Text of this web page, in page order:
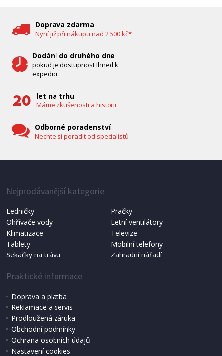
NÁHRADNÍ SÁČKY DO VYSAVAČE
Koma KRA-SB02S (Multi Bag, S-BAG SMS)
Doprava zdarma
Nyní již při nákupu nad 2 500 kč*
Dodání do druhého dne
pokud je dostupnost Ihned k
expedici
let na trhu
Máme zkušenosti a historii
Odborné poradenství
Nechte si poradit od specialistů
Nejprodávanější kategorie
Ledničky
Pračky
Ohřívače vody
Letní ventilátory
Klimatizace
Televize
Tablety
Mobilní telefony
Sekačky na trávu
Zahradní nářadí
Praktické informace
Doprava a platba
Reklamace a servis
Prodloužená záruka
Obchodní podmínky
Ochrana osobních údajů
Nastavení cookies